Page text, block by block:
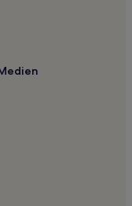
Tong